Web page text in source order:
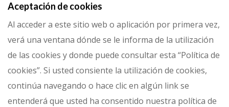
Aceptación de cookies
Al acceder a este sitio web o aplicación por primera vez,
verá una ventana dónde se le informa de la utilización
de las cookies y donde puede consultar esta “Política de
cookies”. Si usted consiente la utilización de cookies,
continúa navegando o hace clic en algún link se
entenderá que usted ha consentido nuestra política de